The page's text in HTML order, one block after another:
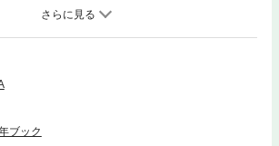
ば寝るだけの生活で、家事も神山に任せっきり。あ
ワー中に着信を知らせる携帯をふと覗き見ると、そ
三上」の文字が！ 人事部長と神山の関係は終わっ
。翌日、気になって寝不足のまま出社すると、
七生は悶々とした気持ちを抑えることができず!?
』シリーズ第5弾！
ブック